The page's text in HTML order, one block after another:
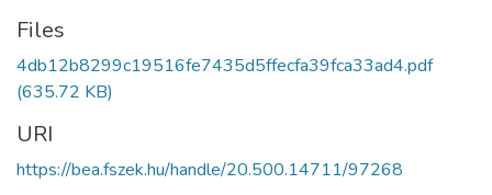
Files
4db12b8299c19516fe7435d5ffecfa39fca33ad4.pdf
(635.72 KB)
URI
https://bea.fszek.hu/handle/20.500.14711/97268